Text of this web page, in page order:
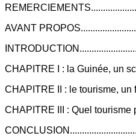
AVANT
CHAPITRE I : la Guinée, un
CHAPITRE II : le tourisme, un
CHAPITRE III : Quel tourisme